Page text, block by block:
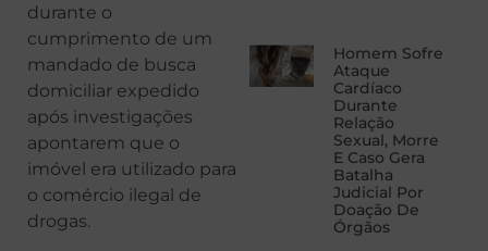
durante o
cumprimento de um
mandado de busca
domiciliar expedido
após investigações
apontarem que o
imóvel era utilizado para
o comércio ilegal de
drogas.
Homem Sofre
Ataque
Cardíaco
Durante
Relação
Sexual, Morre
E Caso Gera
Batalha
Judicial Por
Doação De
Órgãos